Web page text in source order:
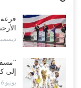
ديسمبر 7, 2025
إلى
يونيو 6, 2025